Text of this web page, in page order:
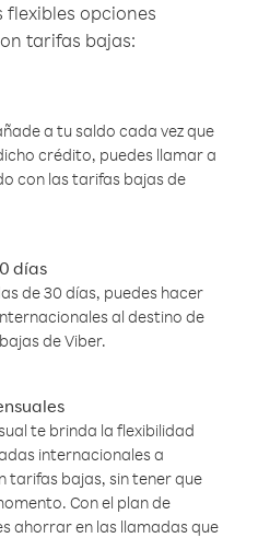
flexibles opciones
tarifas bajas:
a tu saldo cada vez que
crédito, puedes llamar a
con las tarifas bajas de
días
de 30 días, puedes hacer
al destino de
de Viber.
te brinda la flexibilidad
internacionales a
tarifas bajas, sin tener que
Con el plan de
ahorrar en las llamadas que